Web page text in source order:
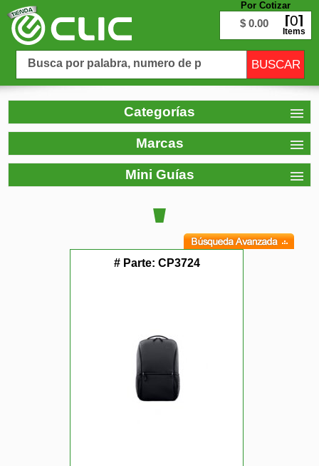
Por Cotizar
$ 0.00 0
Items
Categorías
Marcas
Mini Guías
# Parte: CP3724